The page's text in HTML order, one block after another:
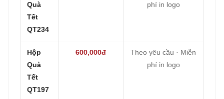
Quà
Tết
QT234
phí in logo
Hộp
Quà
Tết
QT197
600,000đ
Theo yêu cầu · Miễn
phí in logo